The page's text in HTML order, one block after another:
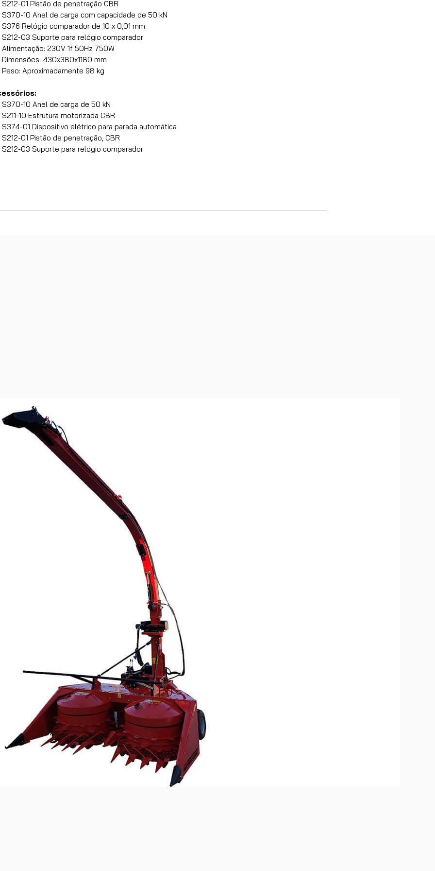
S212-01 Pistão de penetração CBR
S370-10 Anel de carga com capacidade de 50 kN
S376 Relógio comparador de 10 x 0,01 mm
S212-03 Suporte para relógio comparador
Alimentação: 230V 1f 50Hz 750W
Dimensões: 430x380x1180 mm
Peso: Aproximadamente 98 kg
S370-10 Anel de carga de 50 kN
S211-10 Estrutura motorizada CBR
S374-01 Dispositivo elétrico para parada automática
S212-01 Pistão de penetração, CBR
S212-03 Suporte para relógio comparador